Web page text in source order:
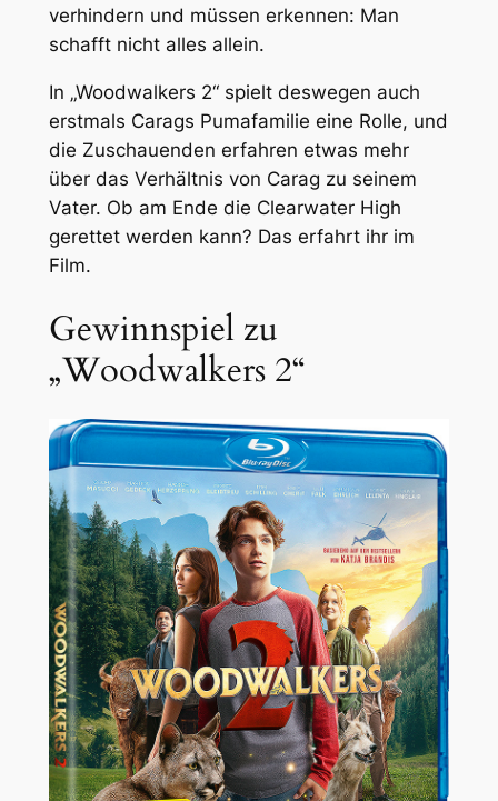
verhindern und müssen erkennen: Man
schafft nicht alles allein.
In „Woodwalkers 2“ spielt deswegen auch
erstmals Carags Pumafamilie eine Rolle, und
die Zuschauenden erfahren etwas mehr
über das Verhältnis von Carag zu seinem
Vater. Ob am Ende die Clearwater High
gerettet werden kann? Das erfahrt ihr im
Film.
Gewinnspiel zu
„Woodwalkers 2“